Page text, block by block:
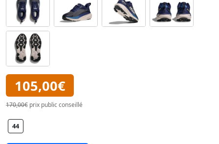
105,00€
170,00€ prix public conseillé
44